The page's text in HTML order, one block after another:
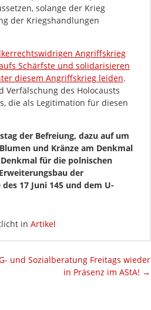
solange der Krieg
der Kriegshandlungen
Angriffskrieg
Schärfste und solidarisieren
diesem Angriffskrieg leiden.
des Holocausts
die als Legitimation für diesen
der Befreiung, dazu auf um
und Kränze am Denkmal
für die polnischen
der
17 Juni 145 und dem U-
in Artikel
und Sozialberatung Freitags wieder
in Präsenz im AStA! →